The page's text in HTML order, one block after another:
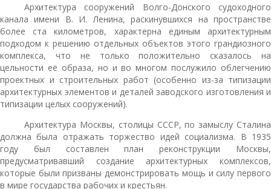
Архитектура сооружений Волго-Донского судоходного
канала имени В. И. Ленина, раскинувшихся на пространстве
более ста километров, характерна единым архитектурным
подходом к решению отдельных объектов этого грандиозного
комплекса, что не только положительно сказалось на
цельности её образа, но и во многом послужило облегчению
проектных и строительных работ (особенно из-за типизации
архитектурных элементов и деталей заводского изготовления и
типизации целых сооружений).
Архитектура Москвы, столицы СССР, по замыслу Сталина
должна была отражать торжество идей социализма. В 1935
году был составлен план реконструкции Москвы,
предусматривавший создание архитектурных комплексов,
которые были призваны демонстрировать мощь и силу первого
в мире государства рабочих и крестьян.